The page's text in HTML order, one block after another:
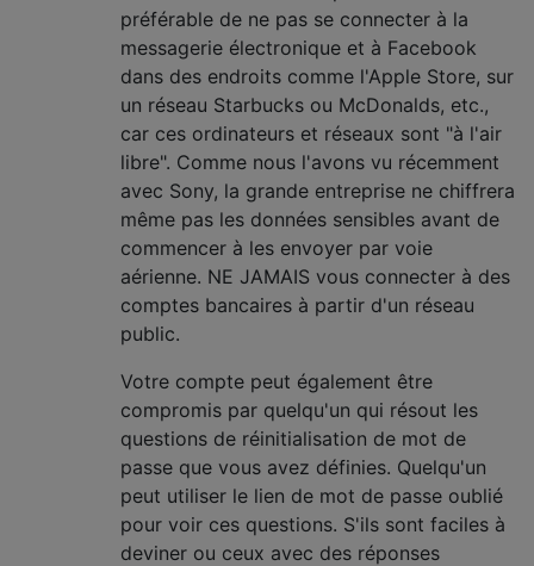
préférable de ne pas se connecter à la
messagerie électronique et à Facebook
dans des endroits comme l'Apple Store, sur
un réseau Starbucks ou McDonalds, etc.,
car ces ordinateurs et réseaux sont "à l'air
libre". Comme nous l'avons vu récemment
avec Sony, la grande entreprise ne chiffrera
même pas les données sensibles avant de
commencer à les envoyer par voie
aérienne. NE JAMAIS vous connecter à des
comptes bancaires à partir d'un réseau
public.
Votre compte peut également être
compromis par quelqu'un qui résout les
questions de réinitialisation de mot de
passe que vous avez définies. Quelqu'un
peut utiliser le lien de mot de passe oublié
pour voir ces questions. S'ils sont faciles à
deviner ou ceux avec des réponses